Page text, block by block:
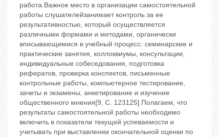
работа.Важное место в организации самостоятельной
работы слушателейзанимает контроль за ее
результативностью, который осуществляется
различными формами и методами, органически
вписывающимися в учебный процесс: семинарские и
практические занятия, коллоквиумы, консультации,
индивидуальные собеседования, подготовка
рефератов, проверка конспектов, письменные
контрольные работы, компьютерное тестирование,
зачеты и экзамены, анкетирование и изучение
общественного мнения[9, С. 123125].Полагаем, что
результаты самостоятельной работы необходимо
включить в показатели текущей успеваемости и
учитывать при выставлении окончательной оценки по